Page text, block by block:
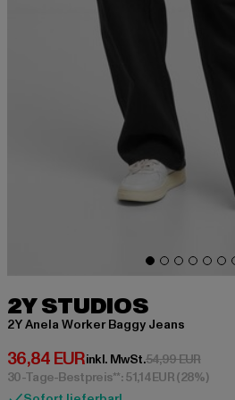
2Y STUDIOS
2Y Anela Worker Baggy Jeans
36,84 EUR
Derzeitiger Preis: 36,84 EUR
inkl. MwSt.54,99 EUR
30-Tage-Bestpreis**: 51,14 EUR(28%)